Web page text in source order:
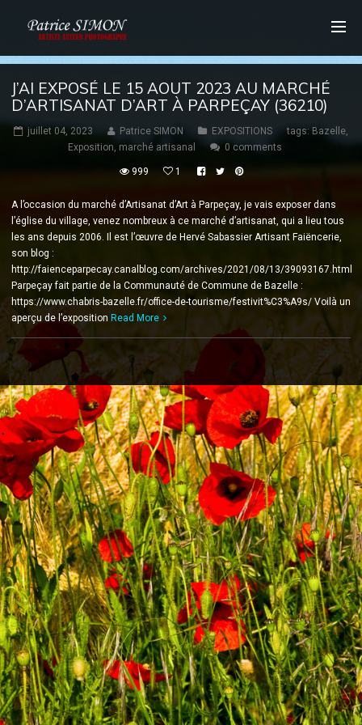
J’AI EXPOSÉ LE 15 AOUT 2023 AU MARCHÉ
D’ARTISANAT D’ART À PARPEÇAY (36210)
juillet 04, 2023 Patrice SIMON EXPOSITIONS tags: Bazelle,
Exposition, marché artisanal 0 comments
999 1
A l’occasion du marché d’Artisanat d’Art à Parpeçay, je vais exposer dans
l’église du village, venez nombreux à ce marché d’artisanat, qui a lieu tous
les ans depuis 2006. Il est l’œuvre de Hervé Sabassier Artisant Faiëncerie,
son blog :
http://faienceparpecay.canalblog.com/archives/2021/08/13/39093167.html
Parpeçay fait partie de la Communauté de Commune de Bazelle :
https://www.chabris-bazelle.fr/office-de-tourisme/festivit%C3%A9s/ Voilà un
aperçu de l’exposition Read More